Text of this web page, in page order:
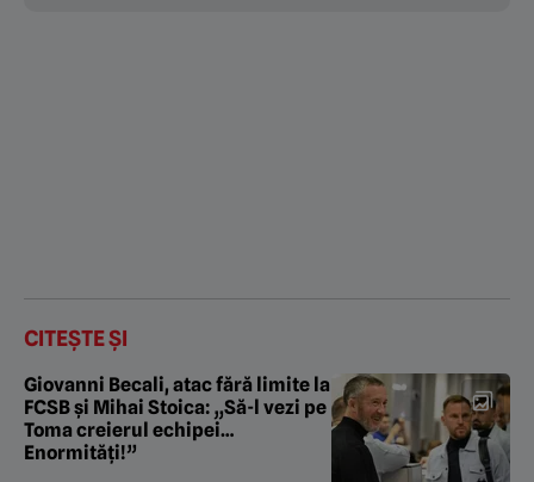
CITEȘTE ȘI
Giovanni Becali, atac fără limite la
FCSB și Mihai Stoica: „Să-l vezi pe
Toma creierul echipei…
Enormități!”